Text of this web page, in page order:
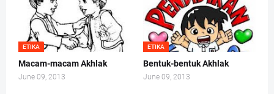
ETIKA
Macam-macam Akhlak
June 09, 2013
ETIKA
Bentuk-bentuk Akhlak
June 09, 2013